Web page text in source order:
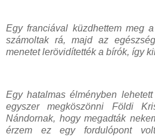
Egy franciával küzdhettem meg
számoltak rá, majd az
menetet lerövidítették a bírók, így
Egy hatalmas élményben
egyszer megköszönni Földi
Nándornak, hogy megadták
érzem ez egy fordulópont